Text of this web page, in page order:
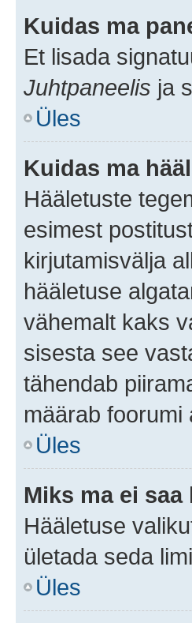
Kuidas ma
Et lisada
Juhtpaneelis ja
Üles
Kuidas ma
Hääletuste
esimest
kirjutamisvälja
hääletuse
vähemalt kaks
sisesta see
tähendab
määrab foorumi
Üles
Miks ma ei
Hääletuse
ületada seda
Üles